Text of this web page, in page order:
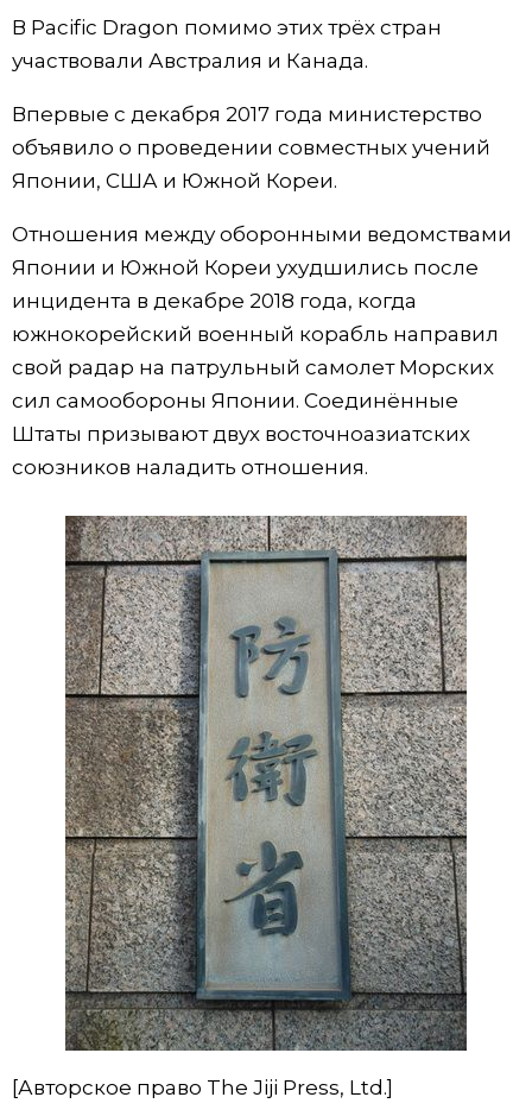
Жизнь
Токио
От редакции
В Pacific Dragon помимо этих трёх стран
участвовали Австралия и Канада.
Впервые с декабря 2017 года министерство
объявило о проведении совместных учений
Японии, США и Южной Кореи.
Отношения между оборонными ведомствами
Японии и Южной Кореи ухудшились после
инцидента в декабре 2018 года, когда
южнокорейский военный корабль направил
свой радар на патрульный самолет Морских
сил самообороны Японии. Соединённые
Штаты призывают двух восточноазиатских
союзников наладить отношения.
[Авторское право The Jiji Press, Ltd.]